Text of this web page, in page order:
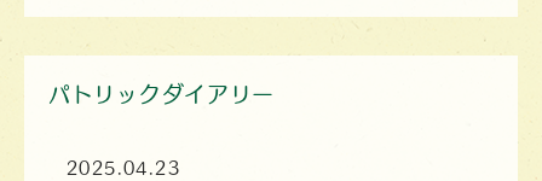
パトリックダイアリー
2025.04.23